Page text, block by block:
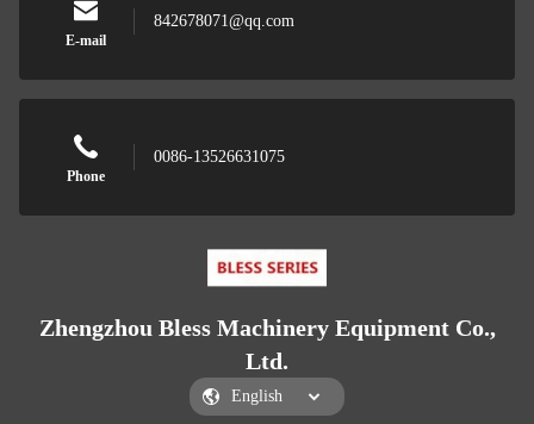
E-mail
842678071@qq.com
Phone
0086-13526631075
Zhengzhou Bless Machinery Equipment Co.,
Ltd.